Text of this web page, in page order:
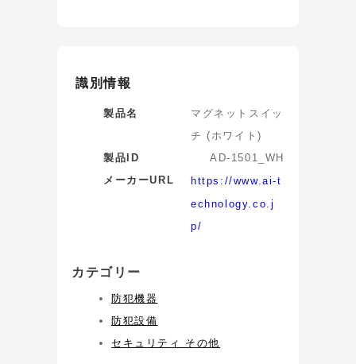
識別情報
製品名
マグネットスイッ
チ (ホワイト)
製品ID
AD-1501_WH
メーカーURL
https://www.ai-t
echnology.co.j
p/
カテゴリー
防犯機器
防犯設備
セキュリティ その他